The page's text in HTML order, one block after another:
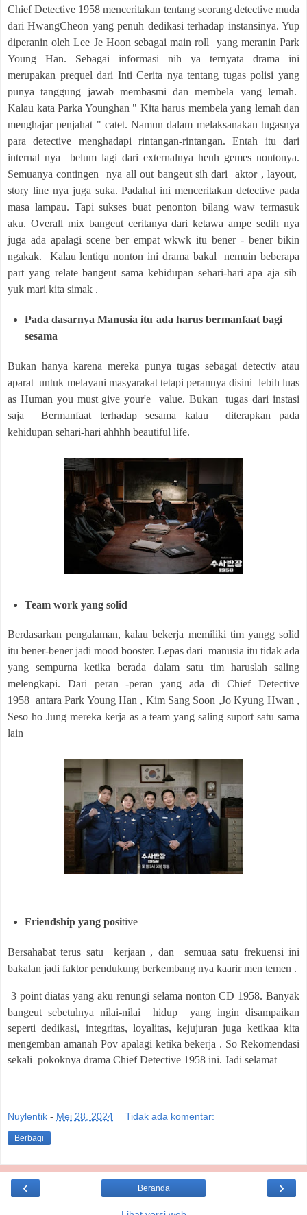
Chief Detective 1958 menceritakan tentang seorang detective muda
dari HwangCheon yang penuh dedikasi terhadap instansinya. Yup
diperanin oleh Lee Je Hoon sebagai main roll yang meranin Park
Young Han. Sebagai informasi nih ya ternyata drama ini
merupakan prequel dari Inti Cerita nya tentang tugas polisi yang
punya tanggung jawab membasmi dan membela yang lemah.
Kalau kata Parka Younghan " Kita harus membela yang lemah dan
menghajar penjahat " catet. Namun dalam melaksanakan tugasnya
para detective menghadapi rintangan-rintangan. Entah itu dari
internal nya belum lagi dari externalnya heuh gemes nontonya.
Semuanya contingen nya all out bangeut sih dari aktor , layout,
story line nya juga suka. Padahal ini menceritakan detective pada
masa lampau. Tapi sukses buat penonton bilang waw termasuk
aku. Overall mix bangeut ceritanya dari ketawa ampe sedih nya
juga ada apalagi scene ber empat wkwk itu bener - bener bikin
ngakak. Kalau lentiqu nonton ini drama bakal nemuin beberapa
part yang relate bangeut sama kehidupan sehari-hari apa aja sih
yuk mari kita simak .
Pada dasarnya Manusia itu ada harus bermanfaat bagi
sesama
Bukan hanya karena mereka punya tugas sebagai detectiv atau
aparat untuk melayani masyarakat tetapi perannya disini lebih luas
as Human you must give your'e value. Bukan tugas dari instasi
saja Bermanfaat terhadap sesama kalau diterapkan pada
kehidupan sehari-hari ahhhh beautiful life.
Team work yang solid
Berdasarkan pengalaman, kalau bekerja memiliki tim yangg solid
itu bener-bener jadi mood booster. Lepas dari manusia itu tidak ada
yang sempurna ketika berada dalam satu tim haruslah saling
melengkapi. Dari peran -peran yang ada di Chief Detective
1958 antara Park Young Han , Kim Sang Soon ,Jo Kyung Hwan ,
Seso ho Jung mereka kerja as a team yang saling suport satu sama
lain
Friendship yang positive
Bersahabat terus satu kerjaan , dan semuaa satu frekuensi ini
bakalan jadi faktor pendukung berkembang nya kaarir men temen .
3 point diatas yang aku renungi selama nonton CD 1958. Banyak
bangeut sebetulnya nilai-nilai hidup yang ingin disampaikan
seperti dedikasi, integritas, loyalitas, kejujuran juga ketikaa kita
mengemban amanah Pov apalagi ketika bekerja . So Rekomendasi
sekali pokoknya drama Chief Detective 1958 ini. Jadi selamat
Nuylentik - Mei 28, 2024 Tidak ada komentar:
Berbagi
‹ ›
Beranda